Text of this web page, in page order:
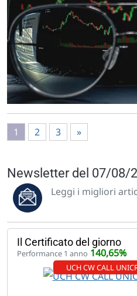
1 2 3 »
Newsletter del 07/08/
Leggi i migliori
Il Certificato del giorno
Performance 1 anno 140,65%
UCH CW CALL